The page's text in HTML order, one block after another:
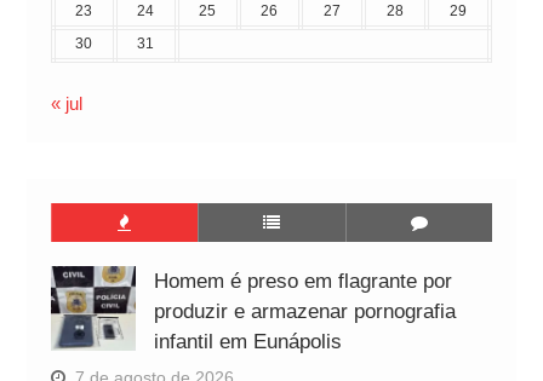
23
24 25 26 27 28
29
30
31
« jul
Homem é preso em flagrante por
produzir e armazenar pornografia
infantil em Eunápolis